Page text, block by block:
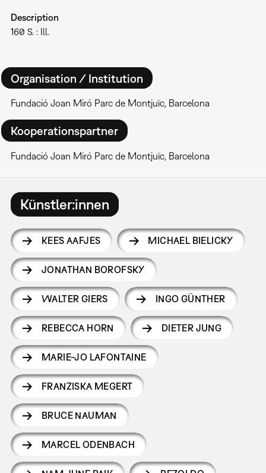
Description
160 S. : Ill.
Organisation / Institution
Fundació Joan Miró Parc de Montjuïc, Barcelona
Kooperationspartner
Fundació Joan Miró Parc de Montjuïc, Barcelona
Künstler:innen
KEES AAFJES MICHAEL BIELICKY
JONATHAN BOROFSKY
WALTER GIERS INGO GÜNTHER
REBECCA HORN DIETER JUNG
MARIE-JO LAFONTAINE
FRANZISKA MEGERT
BRUCE NAUMAN
MARCEL ODENBACH